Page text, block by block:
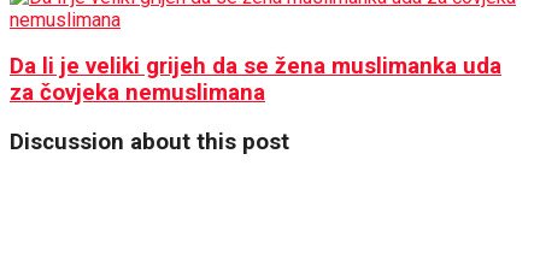
Da li je veliki grijeh da se žena muslimanka uda
za čovjeka nemuslimana
Discussion about this post